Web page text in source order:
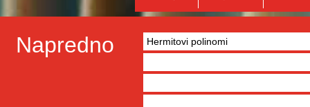
Napredno